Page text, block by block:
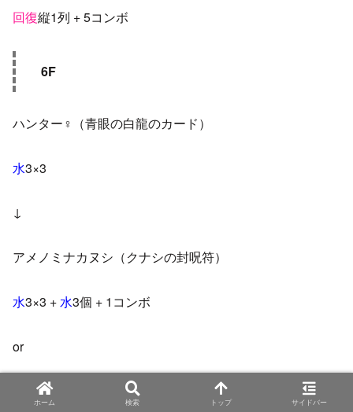
回復縦1列 + 5コンボ
6F
ハンター♀（青眼の白龍のカード）
水3×3
↓
アメノミナカヌシ（クナシの封呪符）
水3×3 +水3個 + 1コンボ
or
3×3 + 3コンボ
ホーム 検索 トップ サイドバー